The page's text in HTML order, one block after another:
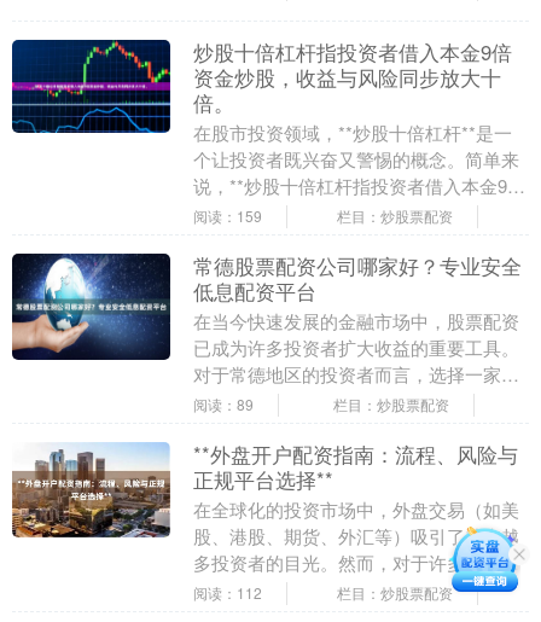
炒股十倍杠杆指投资者借入本金9倍
资金炒股，收益与风险同步放大十
倍。
在股市投资领域，**炒股十倍杠杆**是一
个让投资者既兴奋又警惕的概念。简单来
说，**炒股十倍杠杆指投资者借入本金9倍
资金炒股，收益与风险同步放大十倍**。
阅读：159 栏目：炒股票配资
常德股票配资公司哪家好？专业安全
低息配资平台
在当今快速发展的金融市场中，股票配资
已成为许多投资者扩大收益的重要工具。
对于常德地区的投资者而言，选择一家专
业、安全且低息的配资平台至关重要。本
阅读：89 栏目：炒股票配资
**外盘开户配资指南：流程、风险与
正规平台选择**
在全球化的投资市场中，外盘交易（如美
股、港股、期货、外汇等）吸引了越来越
多投资者的目光。然而，对于许多新手而
言，外盘开户与配资的流程、风险及平台
阅读：112 栏目：炒股票配资